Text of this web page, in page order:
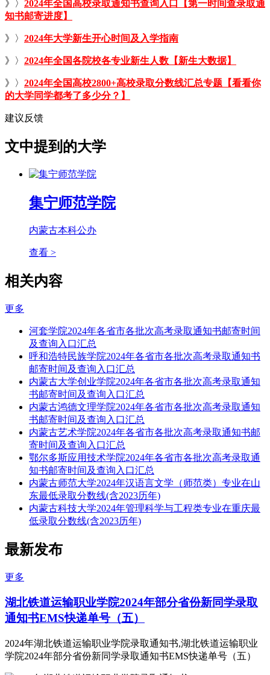
》〉 2024年全国高校录取通知书查询入口【第一时间查录取通
知书邮寄进度】
》〉 2024年大学新生开心时间及入学指南
》〉 2024年全国各院校各专业新生人数【新生大数据】
》〉 2024年全国高校2800+高校录取分数线汇总专题【看看你
的大学同学都考了多少分？】
建议反馈
文中提到的大学
集宁师范学院
内蒙古本科公办
查看 >
相关内容
更多
河套学院2024年各省市各批次高考录取通知书邮寄时间
及查询入口汇总
呼和浩特民族学院2024年各省市各批次高考录取通知书
邮寄时间及查询入口汇总
内蒙古大学创业学院2024年各省市各批次高考录取通知
书邮寄时间及查询入口汇总
内蒙古鸿德文理学院2024年各省市各批次高考录取通知
书邮寄时间及查询入口汇总
内蒙古艺术学院2024年各省市各批次高考录取通知书邮
寄时间及查询入口汇总
鄂尔多斯应用技术学院2024年各省市各批次高考录取通
知书邮寄时间及查询入口汇总
内蒙古师范大学2024年汉语言文学（师范类）专业在山
东最低录取分数线(含2023历年)
内蒙古科技大学2024年管理科学与工程类专业在重庆最
低录取分数线(含2023历年)
最新发布
更多
湖北铁道运输职业学院2024年部分省份新同学录取
通知书EMS快递单号（五）
2024年湖北铁道运输职业学院录取通知书,湖北铁道运输职业
学院2024年部分省份新同学录取通知书EMS快递单号（五）